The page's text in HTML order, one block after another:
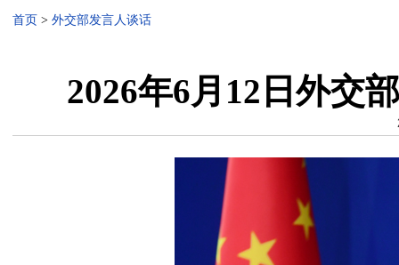
首页 > 外交部发言人谈话
2026年6月12日外交